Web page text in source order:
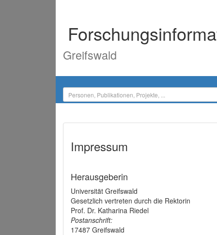
Greifswald
Impressum
Herausgeberin
Universität Greifswald
Gesetzlich vertreten durch die Rektorin
Prof. Dr. Katharina Riedel
Postanschrift:
17487 Greifswald